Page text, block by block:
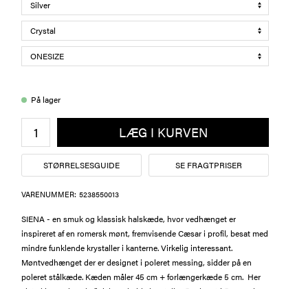
På lager
LÆG I KURVEN
STØRRELSESGUIDE SE FRAGTPRISER
VARENUMMER: 5238550013
SIENA - en smuk og klassisk halskæde, hvor vedhænget er
inspireret af en romersk mønt, fremvisende Cæsar i profil, besat med
mindre funklende krystaller i kanterne. Virkelig interessant.
Møntvedhænget der er designet i poleret messing, sidder på en
poleret stålkæde. Kæden måler 45 cm + forlængerkæde 5 cm. Her